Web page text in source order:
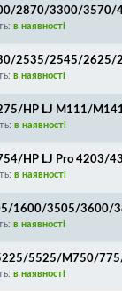
2870/3300/
в наявності
2535/2545/
HARD TYPE!
в наявності
HP LJ M111/
TYPE!
в наявності
HP LJ Pro 4203/
в наявності
1600/3505/
CM1312/
9130/9170/
CB540A/
CE253A/CE260A/
в наявності
5225/5525/M750/
в наявності